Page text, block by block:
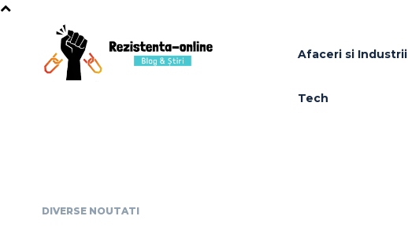
Afaceri si Industrii
Tech
DIVERSE NOUTATI